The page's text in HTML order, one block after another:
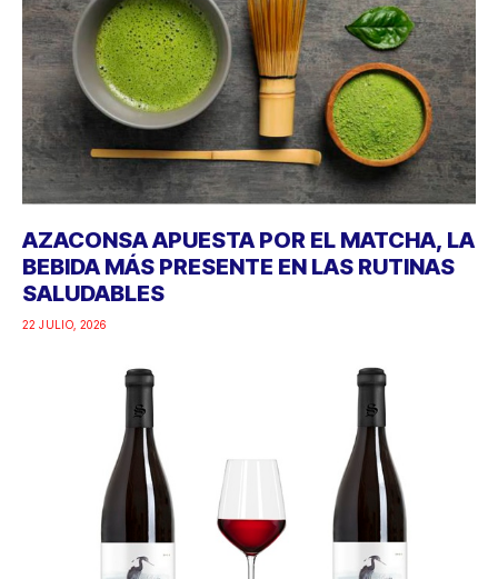
AZACONSA APUESTA POR EL MATCHA, LA
BEBIDA MÁS PRESENTE EN LAS RUTINAS
SALUDABLES
22 JULIO, 2026